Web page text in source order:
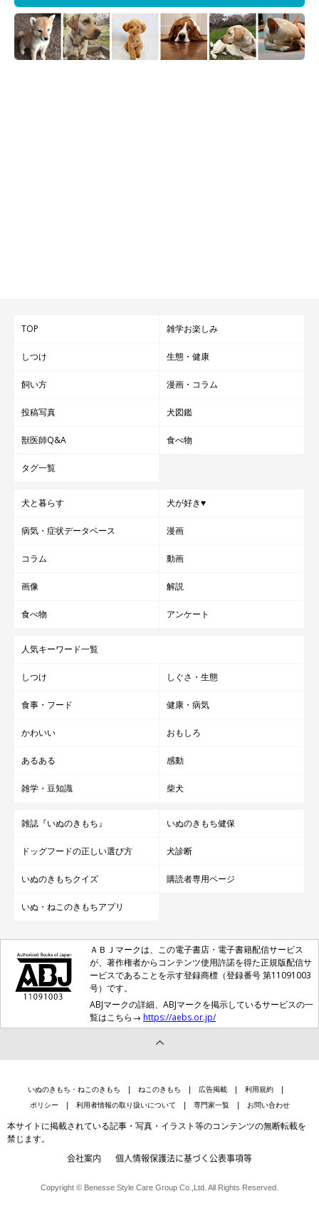
TOP 雑学お楽しみ
しつけ 生態・健康
飼い方 漫画・コラム
投稿写真 犬図鑑
獣医師Q&A 食べ物
タグ一覧
犬と暮らす 犬が好き♥
病気・症状データベース 漫画
コラム 動画
画像 解説
食べ物 アンケート
人気キーワード一覧
しつけ しぐさ・生態
食事・フード 健康・病気
かわいい おもしろ
あるある 感動
雑学・豆知識 柴犬
雑誌『いぬのきもち』 いぬのきもち健保
ドッグフードの正しい選び方 犬診断
いぬのきもちクイズ 購読者専用ページ
いぬ・ねこのきもちアプリ
ＡＢＪマークは、この電子書店・電子書籍配信サービス
が、著作権者からコンテンツ使用許諾を得た正規版配信サ
ービスであることを示す登録商標（登録番号 第11091003
号）です。
ABJマークの詳細、ABJマークを掲示しているサービスの一
覧はこちら→ https://aebs.or.jp/
いぬのきもち・ねこのきもち ねこのきもち 広告掲載
利用規約
ポリシー
利用者情報の取り扱いについて 専門家一覧 お問い合わせ
本サイトに掲載されている記事・写真・イラスト等のコンテンツの無断転載を
禁じます。
会社案内 個人情報保護法に基づく公表事項等
Copyright © Benesse Style Care Group Co.,Ltd. All Rights Reserved.